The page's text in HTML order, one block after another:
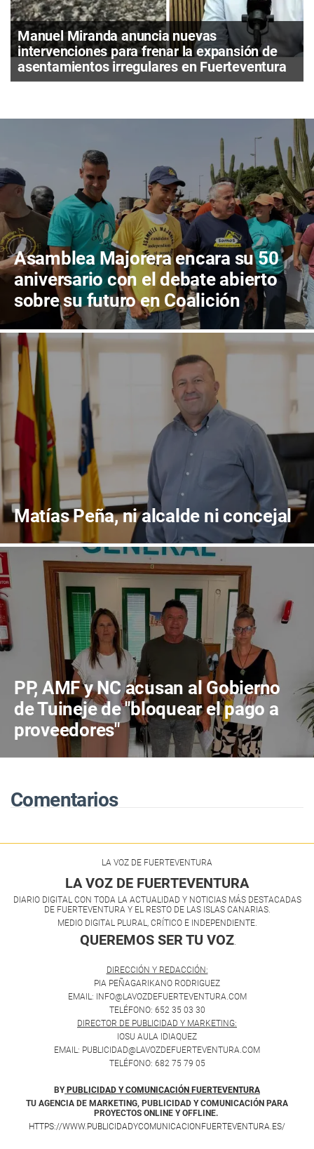
Manuel Miranda anuncia nuevas
intervenciones para frenar la expansión de
asentamientos irregulares en Fuerteventura
Asamblea Majorera encara su 50
aniversario con el debate abierto
sobre su futuro en Coalición
Canaria
Matías Peña, ni alcalde ni concejal
PP, AMF y NC acusan al Gobierno
de Tuineje de "bloquear el pago a
proveedores"
Comentarios
LA VOZ DE FUERTEVENTURA
LA VOZ DE FUERTEVENTURA
DIARIO DIGITAL CON TODA LA ACTUALIDAD Y NOTICIAS MÁS DESTACADAS
DE FUERTEVENTURA Y EL RESTO DE LAS ISLAS CANARIAS.
MEDIO DIGITAL PLURAL, CRÍTICO E INDEPENDIENTE.
QUEREMOS SER TU VOZ
DIRECCIÓN Y REDACCIÓN:
PIA PEÑAGARIKANO RODRIGUEZ
EMAIL: INFO@LAVOZDEFUERTEVENTURA.COM
TELÉFONO: 652 35 03 30
DIRECTOR DE PUBLICIDAD Y MARKETING:
IOSU AULA IDIAQUEZ
EMAIL: PUBLICIDAD@LAVOZDEFUERTEVENTURA.COM
TELÉFONO: 682 75 79 05
BY PUBLICIDAD Y COMUNICACIÓN FUERTEVENTURA
TU AGENCIA DE MARKETING, PUBLICIDAD Y COMUNICACIÓN PARA
PROYECTOS ONLINE Y OFFLINE.
HTTPS://WWW.PUBLICIDADYCOMUNICACIONFUERTEVENTURA.ES/